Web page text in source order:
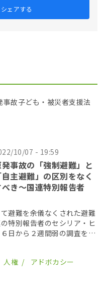
ェアする
故子ども・被災者支援法
10/07 - 19:59
発事故の「強制避難」と
自主避難」の区別をなく
べき〜国連特別報告者
避難を余儀なくされた避難
特別報告者のセシリア・ヒ
日から２週間弱の調査を終
帰国前にまとめた初期 […]
人権 アドボカシー